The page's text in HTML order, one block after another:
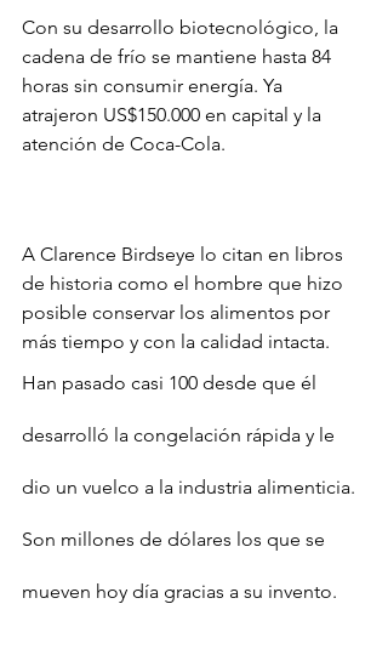
Con su desarrollo biotecnológico, la
cadena de frío se mantiene hasta 84
horas sin consumir energía. Ya
atrajeron US$150.000 en capital y la
atención de Coca-Cola.
A Clarence Birdseye lo citan en libros
de historia como el hombre que hizo
posible conservar los alimentos por
más tiempo y con la calidad intacta.
Han pasado casi 100 desde que él
desarrolló la congelación rápida y le
dio un vuelco a la industria alimenticia.
Son millones de dólares los que se
mueven hoy día gracias a su invento.